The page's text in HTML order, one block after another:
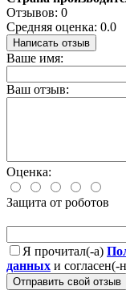
Отзывов: 0
Средняя оценка: 0.0
Написать отзыв
Ваше имя:
Ваш отзыв:
Оценка:
Защита от роботов
Я прочитал(-а)
данных и согласен(-
Отправить свой отзыв